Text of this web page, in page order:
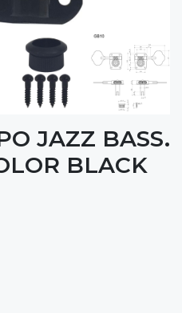
JAZZ BASS.
BLACK